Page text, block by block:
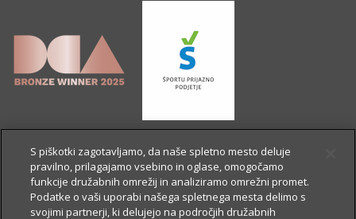
S piškotki zagotavljamo, da naše spletno mesto deluje
pravilno, prilagajamo vsebino in oglase, omogočamo
funkcije družabnih omrežij in analiziramo omrežni promet.
Podatke o vaši uporabi našega spletnega mesta delimo s
svojimi partnerji, ki delujejo na področjih družabnih